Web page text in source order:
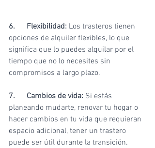
6. Flexibilidad: Los trasteros tienen
opciones de alquiler flexibles, lo que
significa que lo puedes alquilar por el
tiempo que no lo necesites sin
compromisos a largo plazo.
7. Cambios de vida: Si estás
planeando mudarte, renovar tu hogar o
hacer cambios en tu vida que requieran
espacio adicional, tener un trastero
puede ser útil durante la transición.